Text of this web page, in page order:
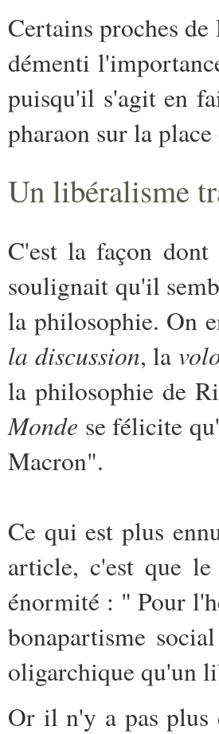
Certains proches
démenti
puisqu'il s'agit en
pharaon sur la
Un libéralisme
C'est la façon
soulignait qu'il
la philosophie. On
la discussion, la
la philosophie de
Monde se félicite
Macron".
Ce qui est plus
article, c'est que
énormité : " Pour
bonapartisme
oligarchique qu'un
Or il n'y a pas plus